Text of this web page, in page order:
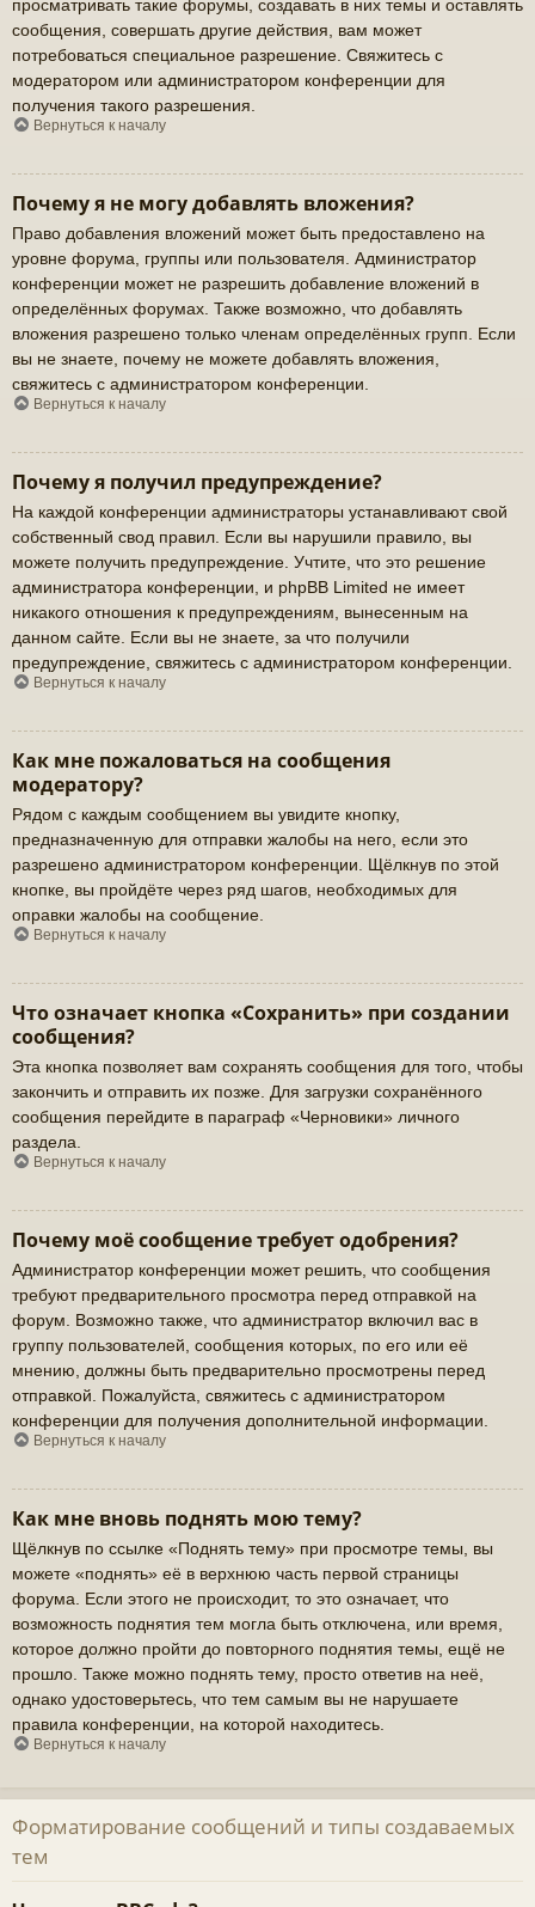
просматривать такие форумы, создавать в них темы и оставлять
сообщения, совершать другие действия, вам может
потребоваться специальное разрешение. Свяжитесь с
модератором или администратором конференции для
получения такого разрешения.
Вернуться к началу
Почему я не могу добавлять вложения?
Право добавления вложений может быть предоставлено на
уровне форума, группы или пользователя. Администратор
конференции может не разрешить добавление вложений в
определённых форумах. Также возможно, что добавлять
вложения разрешено только членам определённых групп. Если
вы не знаете, почему не можете добавлять вложения,
свяжитесь с администратором конференции.
Вернуться к началу
Почему я получил предупреждение?
На каждой конференции администраторы устанавливают свой
собственный свод правил. Если вы нарушили правило, вы
можете получить предупреждение. Учтите, что это решение
администратора конференции, и phpBB Limited не имеет
никакого отношения к предупреждениям, вынесенным на
данном сайте. Если вы не знаете, за что получили
предупреждение, свяжитесь с администратором конференции.
Вернуться к началу
Как мне пожаловаться на сообщения
модератору?
Рядом с каждым сообщением вы увидите кнопку,
предназначенную для отправки жалобы на него, если это
разрешено администратором конференции. Щёлкнув по этой
кнопке, вы пройдёте через ряд шагов, необходимых для
оправки жалобы на сообщение.
Вернуться к началу
Что означает кнопка «Сохранить» при создании
сообщения?
Эта кнопка позволяет вам сохранять сообщения для того, чтобы
закончить и отправить их позже. Для загрузки сохранённого
сообщения перейдите в параграф «Черновики» личного
раздела.
Вернуться к началу
Почему моё сообщение требует одобрения?
Администратор конференции может решить, что сообщения
требуют предварительного просмотра перед отправкой на
форум. Возможно также, что администратор включил вас в
группу пользователей, сообщения которых, по его или её
мнению, должны быть предварительно просмотрены перед
отправкой. Пожалуйста, свяжитесь с администратором
конференции для получения дополнительной информации.
Вернуться к началу
Как мне вновь поднять мою тему?
Щёлкнув по ссылке «Поднять тему» при просмотре темы, вы
можете «поднять» её в верхнюю часть первой страницы
форума. Если этого не происходит, то это означает, что
возможность поднятия тем могла быть отключена, или время,
которое должно пройти до повторного поднятия темы, ещё не
прошло. Также можно поднять тему, просто ответив на неё,
однако удостоверьтесь, что тем самым вы не нарушаете
правила конференции, на которой находитесь.
Вернуться к началу
Форматирование сообщений и типы создаваемых
тем